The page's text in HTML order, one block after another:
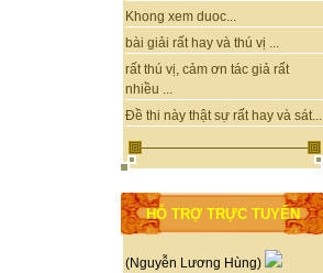
Khong xem duoc...
bài giải rất hay và thú vị ...
rất thú vị, cảm ơn tác giả rất
nhiều ...
Đề thi này thật sự rất hay và sát...
HỖ TRỢ TRỰC TUYẾN
(Nguyễn Lương Hùng)